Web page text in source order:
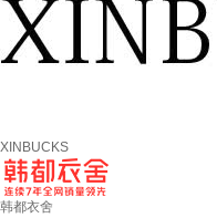
XINBUCKS
韩都衣舍